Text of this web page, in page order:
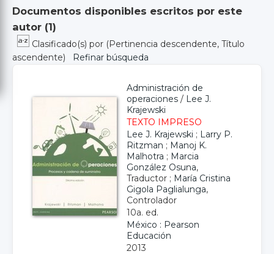
Documentos disponibles escritos por este
autor (1)
Clasificado(s) por (Pertinencia descendente, Título
ascendente)
Refinar búsqueda
Administración de
operaciones / Lee J.
Krajewski
TEXTO IMPRESO
Lee J. Krajewski ; Larry P.
Ritzman ; Manoj K.
Malhotra ; Marcia
González Osuna,
Traductor ; María Cristina
Gigola Paglialunga,
Controlador
10a. ed.
México : Pearson
Educación
2013